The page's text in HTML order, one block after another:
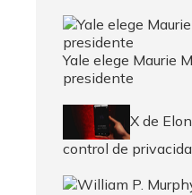
Yale elege Maurie
presidente
X de
control de